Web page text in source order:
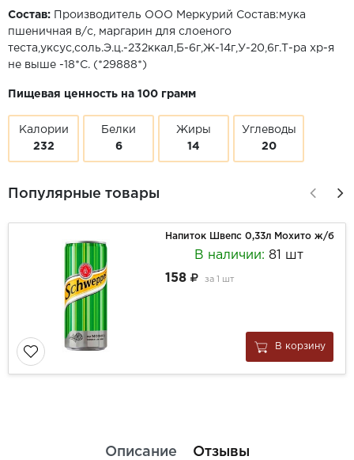
Состав:
Производитель ООО Меркурий Состав:мука
пшеничная в/с, маргарин для слоеного
теста,уксус,соль.Э.ц.-232ккал,Б-6г,Ж-14г,У-20,6г.Т-ра хр-я
не выше -18*С. (*29888*)
Пищевая ценность на 100 грамм
Калории
232
Белки
6
Жиры
14
Углеводы
20
Популярные товары
Напиток Швепс 0,33л Мохито ж/б
В наличии:81 шт
158
за 1 шт
В корзину
Описание Отзывы